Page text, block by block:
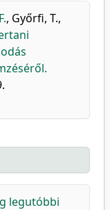
, Győrfi, T.,
legutóbbi